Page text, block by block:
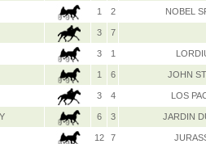
1 2 NOBEL
3 7
3 1
1 6 JOHN
3 4 LOS
6 3 JARDIN
12 7